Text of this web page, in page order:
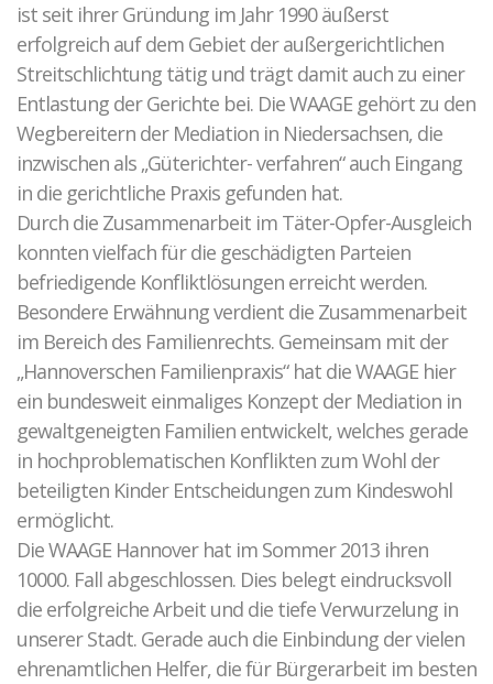
ist seit ihrer Gründung im Jahr 1990 äußerst
erfolgreich auf dem Gebiet der außergerichtlichen
Streitschlichtung tätig und trägt damit auch zu einer
Entlastung der Gerichte bei. Die WAAGE gehört zu den
Wegbereitern der Mediation in Niedersachsen, die
inzwischen als „Güterichter- verfahren“ auch Eingang
in die gerichtliche Praxis gefunden hat.
Durch die Zusammenarbeit im Täter-Opfer-Ausgleich
konnten vielfach für die geschädigten Parteien
befriedigende Konfliktlösungen erreicht werden.
Besondere Erwähnung verdient die Zusammenarbeit
im Bereich des Familienrechts. Gemeinsam mit der
„Hannoverschen Familienpraxis“ hat die WAAGE hier
ein bundesweit einmaliges Konzept der Mediation in
gewaltgeneigten Familien entwickelt, welches gerade
in hochproblematischen Konflikten zum Wohl der
beteiligten Kinder Entscheidungen zum Kindeswohl
ermöglicht.
Die WAAGE Hannover hat im Sommer 2013 ihren
10000. Fall abgeschlossen. Dies belegt eindrucksvoll
die erfolgreiche Arbeit und die tiefe Verwurzelung in
unserer Stadt. Gerade auch die Einbindung der vielen
ehrenamtlichen Helfer, die für Bürgerarbeit im besten